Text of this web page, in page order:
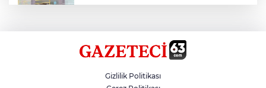
Hikmet Başak’tan Ulaşım Çalışması
Gizlilik Politikası